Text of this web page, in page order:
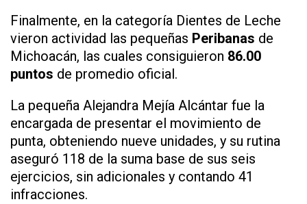
Finalmente, en la categoría Dientes de Leche
vieron actividad las pequeñas Peribanas de
Michoacán, las cuales consiguieron 86.00
puntos de promedio oficial.
La pequeña Alejandra Mejía Alcántar fue la
encargada de presentar el movimiento de
punta, obteniendo nueve unidades, y su rutina
aseguró 118 de la suma base de sus seis
ejercicios, sin adicionales y contando 41
infracciones.